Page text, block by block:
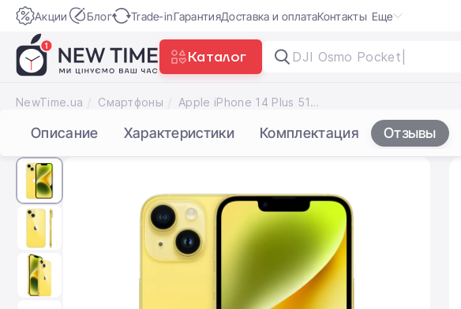
Акции Блог Trade-inГарантияДоставка и оплатаКонтакты Еще
Каталог трекер Whoop|
NewTime.ua Смартфоны Apple iPhone 14 Plus 512GB Dual Sim Yellow (MR5J3)
Описание Характеристики Комплектация Отзывы